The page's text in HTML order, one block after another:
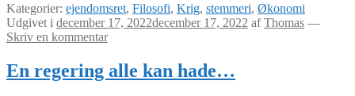
Kategorier: ejendomsret, Filosofi, Krig, stemmeri, Økonomi
Udgivet i december 17, 2022december 17, 2022 afThomas —
Skriv en kommentar
En regering alle kan hade…